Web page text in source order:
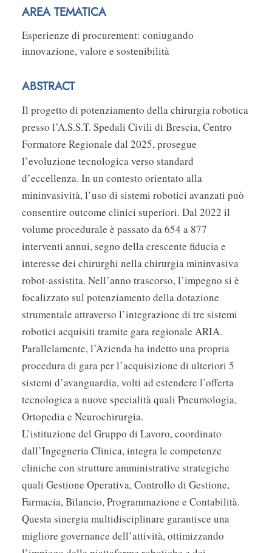
AREA TEMATICA
Esperienze di procurement: coniugando
innovazione, valore e sostenibilità
ABSTRACT
Il progetto di potenziamento della chirurgia robotica
presso l’A.S.S.T. Spedali Civili di Brescia, Centro
Formatore Regionale dal 2025, prosegue
l’evoluzione tecnologica verso standard
d’eccellenza. In un contesto orientato alla
mininvasività, l’uso di sistemi robotici avanzati può
consentire outcome clinici superiori. Dal 2022 il
volume procedurale è passato da 654 a 877
interventi annui, segno della crescente fiducia e
interesse dei chirurghi nella chirurgia mininvasiva
robot-assistita. Nell’anno trascorso, l’impegno si è
focalizzato sul potenziamento della dotazione
strumentale attraverso l’integrazione di tre sistemi
robotici acquisiti tramite gara regionale ARIA.
Parallelamente, l’Azienda ha indetto una propria
procedura di gara per l’acquisizione di ulteriori 5
sistemi d’avanguardia, volti ad estendere l’offerta
tecnologica a nuove specialità quali Pneumologia,
Ortopedia e Neurochirurgia.
L’istituzione del Gruppo di Lavoro, coordinato
dall’Ingegneria Clinica, integra le competenze
cliniche con strutture amministrative strategiche
quali Gestione Operativa, Controllo di Gestione,
Farmacia, Bilancio, Programmazione e Contabilità.
Questa sinergia multidisciplinare garantisce una
migliore governance dell’attività, ottimizzando